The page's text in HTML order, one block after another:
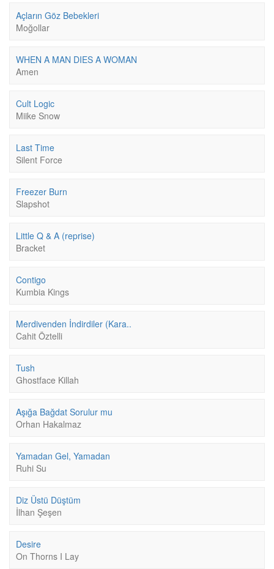
Açların Göz Bebekleri
Moğollar
WHEN A MAN DIES A WOMAN
Amen
Cult Logic
Miike Snow
Last Time
Silent Force
Freezer Burn
Slapshot
Little Q & A (reprise)
Bracket
Contigo
Kumbia Kings
Merdivenden İndirdiler (Kara..
Cahit Öztelli
Tush
Ghostface Killah
Aşığa Bağdat Sorulur mu
Orhan Hakalmaz
Yamadan Gel, Yamadan
Ruhi Su
Diz Üstü Düştüm
İlhan Şeşen
Desire
On Thorns I Lay